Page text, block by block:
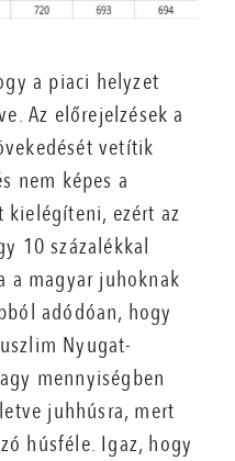
a piaci helyzet
Az előrejelzések a
vetítik
nem képes a
ezért az
10 százalékkal
a magyar juhoknak
adódóan, hogy
Nyugat-
mennyiségben
juhhúsra, mert
húsféle. Igaz, hogy